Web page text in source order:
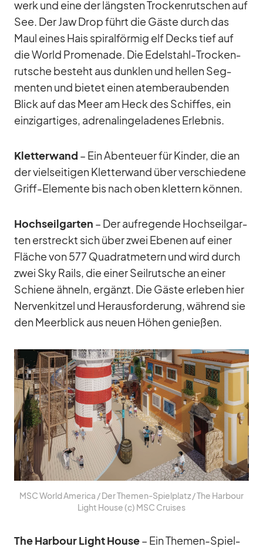
werk und eine der längs­ten Tro­cken­rut­schen auf
See. Der Jaw Drop führt die Gäste durch das
Maul ei­nes Hais spi­ral­för­mig elf Decks tief auf
die World Pro­me­nade. Die Edel­stahl-Tro­cken­
rut­sche be­steht aus dunk­len und hel­len Seg­
men­ten und bie­tet ei­nen atem­be­rau­ben­den
Blick auf das Meer am Heck des Schif­fes, ein
ein­zig­ar­ti­ges, ad­re­na­lin­ge­la­de­nes Er­leb­nis.
Klet­ter­wand – Ein Aben­teuer für Kin­der, die an
der viel­sei­ti­gen Klet­ter­wand über ver­schie­dene
Griff-Ele­mente bis nach oben klet­tern kön­nen.
Hoch­seil­gar­ten – Der auf­re­gende Hoch­seil­gar­
ten er­streckt sich über zwei Ebe­nen auf ei­ner
Flä­che von 577 Qua­drat­me­tern und wird durch
zwei Sky Rails, die ei­ner Seil­rut­sche an ei­ner
Schiene äh­neln, er­gänzt. Die Gäste er­le­ben hier
Ner­ven­kit­zel und Her­aus­for­de­rung, wäh­rend sie
den Meer­blick aus neuen Hö­hen ge­nie­ßen.
MSC World Ame­rica /​ Der The­men-Spiel­platz /​ The Har­bour
Light House (c) MSC Crui­ses
The Har­bour Light House– Ein The­men-Spiel­